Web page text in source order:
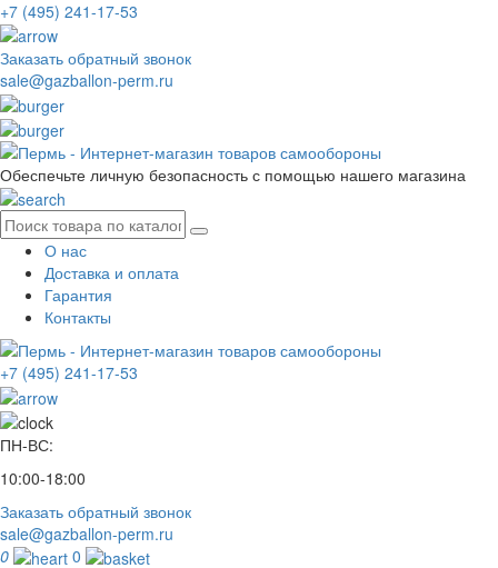
+7 (495) 241-17-53
Заказать обратный звонок
sale@gazballon-perm.ru
Обеспечьте личную безопасность с помощью нашего магазина
О нас
Доставка и оплата
Гарантия
Контакты
+7 (495) 241-17-53
ПН-ВС:
10:00-18:00
Заказать обратный звонок
sale@gazballon-perm.ru
0
0